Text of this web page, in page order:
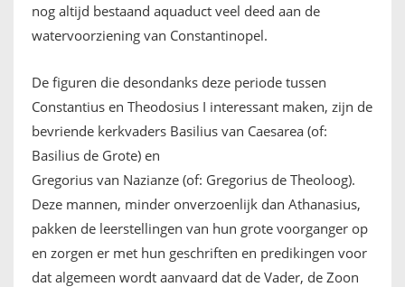
nog altijd bestaand aquaduct veel deed aan de
watervoorziening van Constantinopel.
De figuren die desondanks deze periode tussen
Constantius en Theodosius I interessant maken, zijn de
bevriende kerkvaders Basilius van Caesarea (of:
Basilius de Grote) en
Gregorius van Nazianze (of: Gregorius de Theoloog).
Deze mannen, minder onverzoenlijk dan Athanasius,
pakken de leerstellingen van hun grote voorganger op
en zorgen er met hun geschriften en predikingen voor
dat algemeen wordt aanvaard dat de Vader, de Zoon